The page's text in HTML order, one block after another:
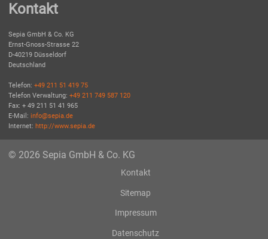
Kontakt
Sepia GmbH & Co. KG
Ernst-Gnoss-Strasse 22
D-40219 Düsseldorf
Deutschland
Telefon: +49 211 51 419 75
Telefon Verwaltung: +49 211 749 587 120
Fax: + 49 211 51 41 965
E-Mail: info@sepia.de
Internet: http://www.sepia.de
© 2026 Sepia GmbH & Co. KG
Kontakt
Sitemap
Impressum
Datenschutz